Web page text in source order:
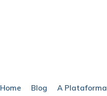
Home Blog A Plataforma